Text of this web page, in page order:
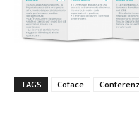
TAGS Coface